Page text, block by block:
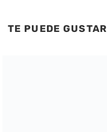
TE PUEDE GUSTAR